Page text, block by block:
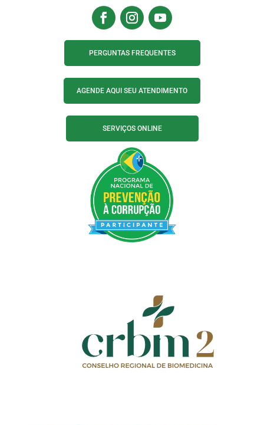
PERGUNTAS FREQUENTES
AGENDE AQUI SEU ATENDIMENTO
SERVIÇOS ONLINE